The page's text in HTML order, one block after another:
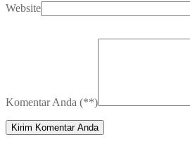
Website
Komentar Anda (**)